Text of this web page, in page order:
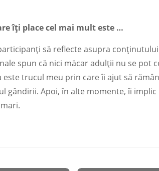
îți place cel mai mult este …
să reflecte asupra
spun că nici măcar adulții nu se pot
trucul meu prin care îi ajut să
Apoi, în alte momente, îi